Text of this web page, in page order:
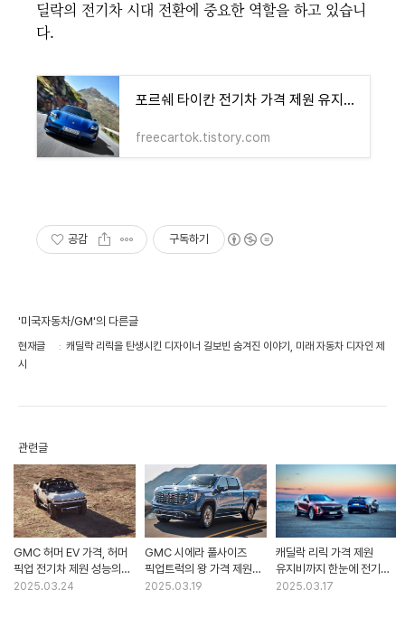
딜락의 전기차 시대 전환에 중요한 역할을 하고 있습니
다.
포르쉐 타이칸 전기차 가격 제원 유지비 호기심을 자극할까요?
freecartok.tistory.com
공감 구독하기
'미국자동차/GM'의 다른글
현재글
캐딜락 리릭을 탄생시킨 디자이너 길보빈 숨겨진 이야기, 미래 자동차 디자인 제
시
관련글
GMC 허머 EV 가격, 허머
픽업 전기차 제원 성능의
끝판왕?
2025.03.24
GMC 시에라 풀사이즈
픽업트럭의 왕 가격 제원
유지비 실용성 모두 잡을 수
2025.03.19
캐딜락 리릭 가격 제원
유지비까지 한눈에 전기차
럭셔리의 새로운 기준!
2025.03.17